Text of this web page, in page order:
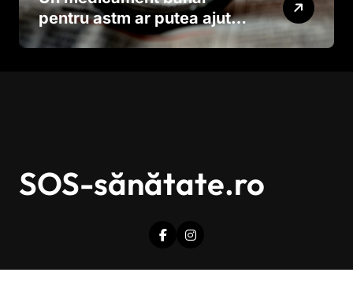
pentru astm ar putea ajuta
în lupta împotriva
SOS-sănătate.ro